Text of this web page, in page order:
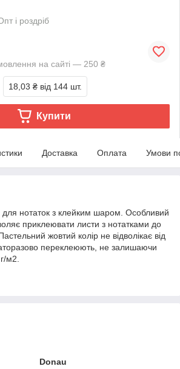
і роздріб
на сайті — 250 ₴
18,03 ₴ від 144 шт.
Купити
Доставка Оплата Умови
для нотаток з клейким шаром. Особливий
приклеювати листи з нотатками до
жовтий колір не відволікає від
переклеюють, не залишаючи
м2.
Donau